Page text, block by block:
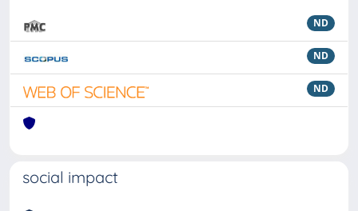
ND
ND
ND
social impact